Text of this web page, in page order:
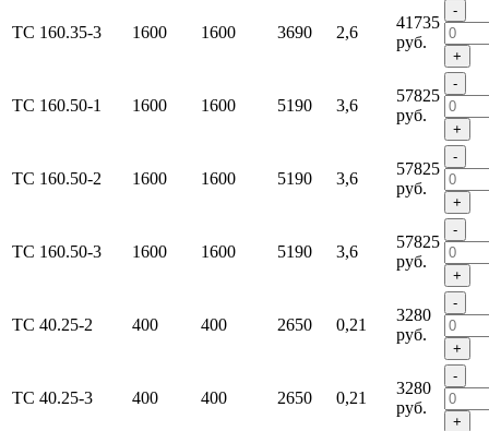
ТС 160.35-3 1600 1600 3690 2,6
41735
руб.
-
+
ТС 160.50-1 1600 1600 5190 3,6
57825
руб.
-
+
ТС 160.50-2 1600 1600 5190 3,6
57825
руб.
-
+
ТС 160.50-3 1600 1600 5190 3,6
57825
руб.
-
+
ТС 40.25-2 400 400 2650 0,21
3280
руб.
-
+
ТС 40.25-3 400 400 2650 0,21
3280
руб.
-
+